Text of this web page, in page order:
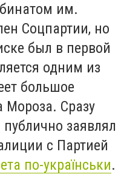
им.
Соцпартии, но
был в первой
одним из
большое
Мороза. Сразу
заявлял
с Партией
по-українськи.